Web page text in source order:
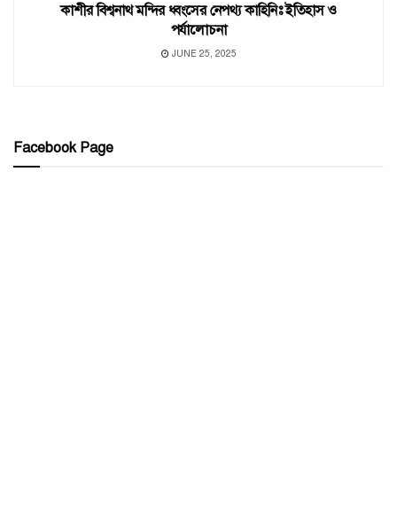
কাশীর বিশ্বনাথ মন্দির ধ্বংসের নেপথ্য কাহিনিঃ ইতিহাস ও
পর্যালোচনা
JUNE 25, 2025
Facebook Page